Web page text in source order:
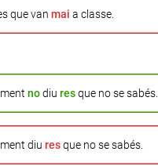
que vanmai a classe.
nodiuresque no se sabés.
diuresque no se sabés.